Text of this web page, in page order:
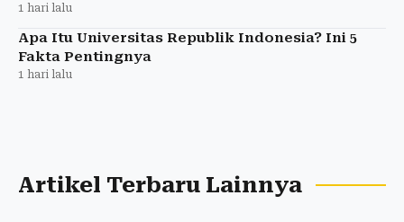
1 hari lalu
Apa Itu Universitas Republik Indonesia? Ini 5
Fakta Pentingnya
1 hari lalu
Artikel Terbaru Lainnya